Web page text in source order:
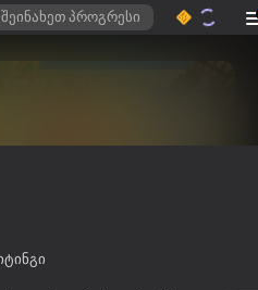
პროგრესი